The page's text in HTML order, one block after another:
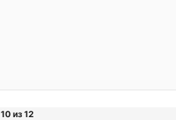
10 из 12